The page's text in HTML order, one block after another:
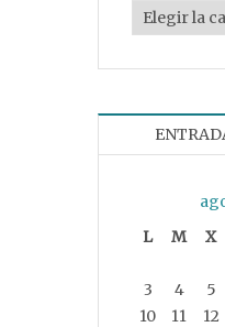
Categorías
L
M X
3
4 5
10
11 12